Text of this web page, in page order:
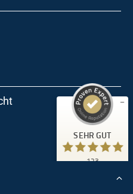
SEHR GUT
123
und Erfahrungen zu
Kanzlei Dr. Araujo Kurth
123
Bewertungen von
anderen Quellen
18.06.2026